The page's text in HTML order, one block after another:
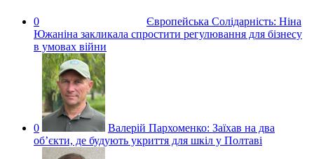
0 Європейська Солідарність: Ніна
Южаніна закликала спростити регулювання для бізнесу
в умовах війни
0 Валерій Пархоменко: Заїхав на два
об’єкти, де будують укриття для шкіл у Полтаві